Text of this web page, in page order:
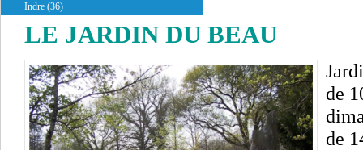
Indre (36)
LE JARDIN DU BEAU
de
de